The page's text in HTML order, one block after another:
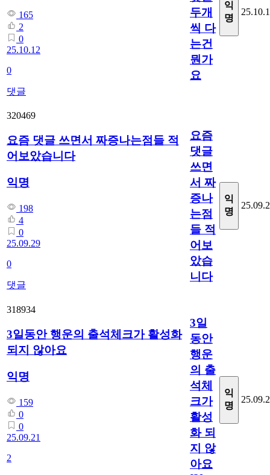
165
2
0
25.10.12
0
댓글
두개
씩 다
는건
뭔가
요
익
명
320469
요즘 댓글 쓰면서 짜증나는점들 적
어보았습니다
익명
198
4
0
25.09.29
0
댓글
요즘
댓글
쓰면
서 짜
증나
는점
들 적
어보
았습
니다
익
명
318934
3일동안 행운의 출석체크가 활성화
되지 않아요
익명
159
0
0
25.09.21
2
3일
동안
행운
의 출
석체
크가
활성
화 되
지 않
아요
익
명